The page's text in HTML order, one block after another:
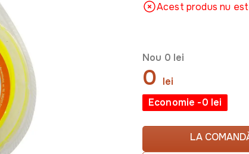
Acest produs nu
Nou 0 lei
0 lei
Economie -0 lei
LA